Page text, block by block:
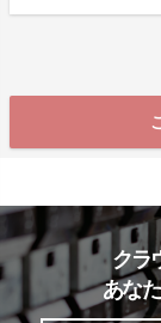
クラ
あな